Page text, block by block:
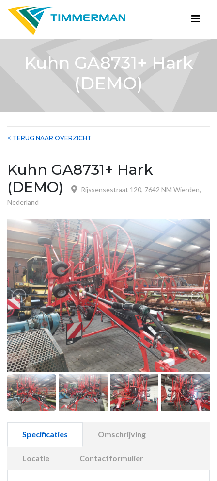
Kuhn GA8731+ Hark
(DEMO)
TERUG NAAR OVERZICHT
Kuhn GA8731+ Hark
(DEMO)
Rijssensestraat 120, 7642 NM Wierden,
Nederland
Specificaties Omschrijving
Locatie Contactformulier